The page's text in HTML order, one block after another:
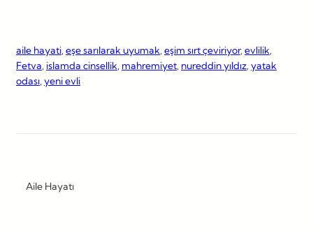
aile hayati, eşe sarılarak uyumak, eşim sırt çeviriyor, evlilik
Fetva, islamda cinsellik, mahremiyet, nureddin yıldız, yatak
odası, yeni evli
Aile Hayatı